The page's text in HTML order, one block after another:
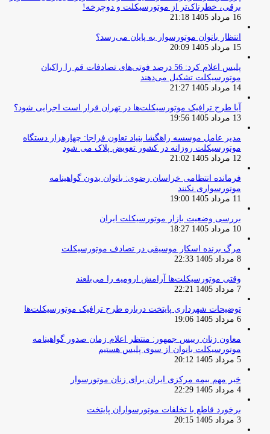
برقی، خطرناک‌تر از موتورسیکلت و دوچرخه!
16 مرداد 1405 21:18
انتظار بانوان موتورسوار به پایان می‌رسد؟
15 مرداد 1405 20:09
پلیس اعلام کرد: 56 درصد فوتی‌های تصادفات قم را راکبان
موتورسیکلت تشکیل می‌دهند
14 مرداد 1405 21:27
آیا طرح ترافیک موتورسیکلت‌ها در تهران قرار است اجرایی شود؟
13 مرداد 1405 19:56
مدیر عامل موسسه راهگشا بنیاد تعاون فراجا: چهارهزار دستگاه
موتورسیکلت روزانه در کشور تعویض پلاک می شود
12 مرداد 1405 21:02
فرمانده انتظامی خراسان رضوی: بانوان بدون گواهینامه
موتورسواری نکنند
11 مرداد 1405 19:00
بررسی وضعیت بازار موتورسیکلت ایران
10 مرداد 1405 18:27
مرگ برنده اسکار موسیقی در تصادف موتورسیکلت
8 مرداد 1405 22:33
وقتی موتورسیکلت‌ها آرامش ارومیه را می‌بلعند
7 مرداد 1405 22:21
توضیحات شهرداری پایتخت درباره طرح ترافیک موتورسیکلت‌ها
6 مرداد 1405 19:06
معاون زنان رییس جمهور: منتظر اعلام زمان صدور گواهینامه
موتورسیکلت بانوان از سوی پلیس هستیم
5 مرداد 1405 20:12
خبر مهم بیمه مرکزی ایران برای زنان موتورسوار
4 مرداد 1405 22:29
برخورد قاطع با تخلفات موتورسواران پایتخت
3 مرداد 1405 20:15